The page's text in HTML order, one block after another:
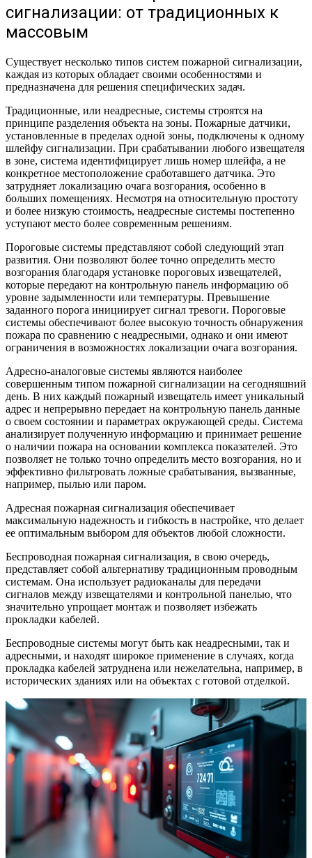
“Интернет вещей” и будущее пожарной безопасности
сигнализации: от традиционных к
массовым
Существует несколько типов систем пожарной сигнализации,
каждая из которых обладает своими особенностями и
предназначена для решения специфических задач.
Традиционные, или неадресные, системы строятся на
принципе разделения объекта на зоны. Пожарные датчики,
установленные в пределах одной зоны, подключены к одному
шлейфу сигнализации. При срабатывании любого извещателя
в зоне, система идентифицирует лишь номер шлейфа, а не
конкретное местоположение сработавшего датчика. Это
затрудняет локализацию очага возгорания, особенно в
больших помещениях. Несмотря на относительную простоту
и более низкую стоимость, неадресные системы постепенно
уступают место более современным решениям.
Пороговые системы представляют собой следующий этап
развития. Они позволяют более точно определить место
возгорания благодаря установке пороговых извещателей,
которые передают на контрольную панель информацию об
уровне задымленности или температуры. Превышение
заданного порога инициирует сигнал тревоги. Пороговые
системы обеспечивают более высокую точность обнаружения
пожара по сравнению с неадресными, однако и они имеют
ограничения в возможностях локализации очага возгорания.
Адресно-аналоговые системы являются наиболее
совершенным типом пожарной сигнализации на сегодняшний
день. В них каждый пожарный извещатель имеет уникальный
адрес и непрерывно передает на контрольную панель данные
о своем состоянии и параметрах окружающей среды. Система
анализирует полученную информацию и принимает решение
о наличии пожара на основании комплекса показателей. Это
позволяет не только точно определить место возгорания, но и
эффективно фильтровать ложные срабатывания, вызванные,
например, пылью или паром.
Адресная пожарная сигнализация обеспечивает
максимальную надежность и гибкость в настройке, что делает
ее оптимальным выбором для объектов любой сложности.
Беспроводная пожарная сигнализация, в свою очередь,
представляет собой альтернативу традиционным проводным
системам. Она использует радиоканалы для передачи
сигналов между извещателями и контрольной панелью, что
значительно упрощает монтаж и позволяет избежать
прокладки кабелей.
Беспроводные системы могут быть как неадресными, так и
адресными, и находят широкое применение в случаях, когда
прокладка кабелей затруднена или нежелательна, например, в
исторических зданиях или на объектах с готовой отделкой.